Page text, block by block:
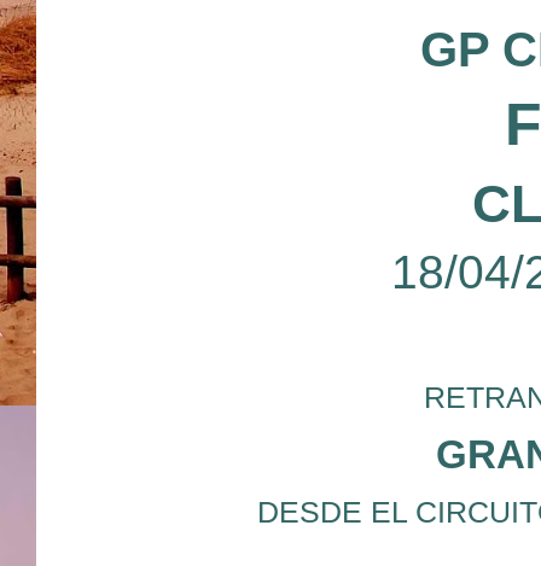
GP
18/04/
DESDE EL